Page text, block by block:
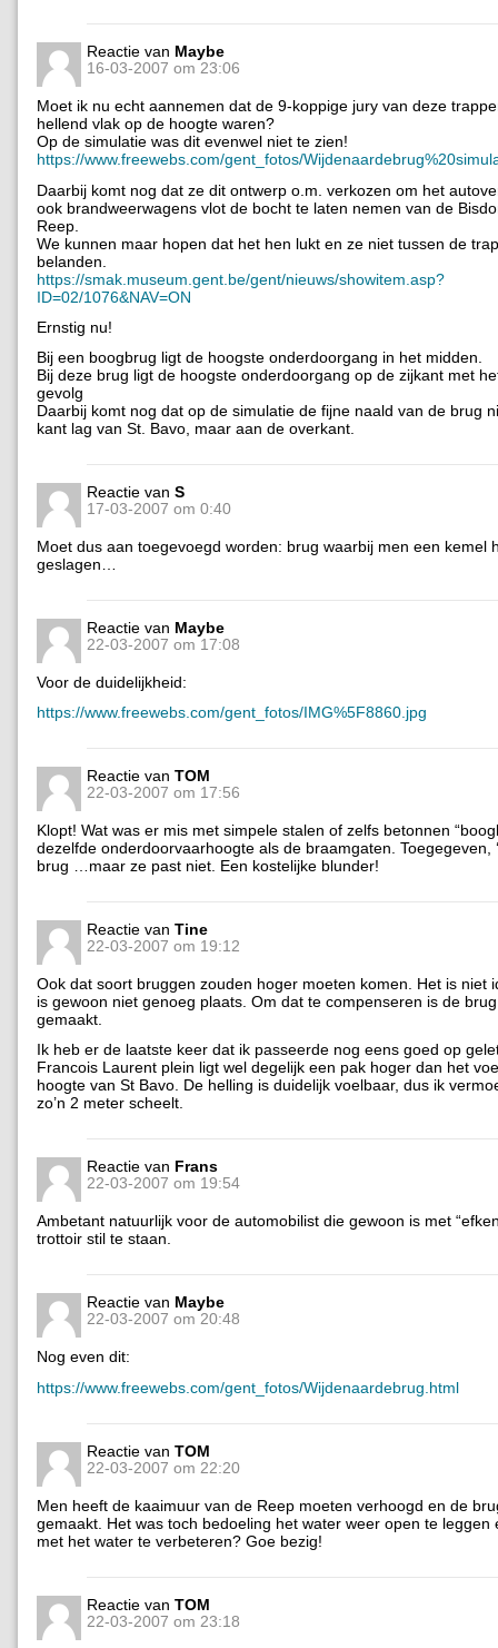
Reactie van Maybe
16-03-2007 om 23:06
Moet ik nu echt aannemen dat de 9-koppige jury van deze
hellend vlak op de hoogte waren?
Op de simulatie was dit evenwel niet te zien!
https://www.freewebs.com/gent_fotos/
Daarbij komt nog dat ze dit ontwerp o.m. verkozen om het
ook brandweerwagens vlot de bocht te laten nemen van de
Reep.
We kunnen maar hopen dat het hen lukt en ze niet tussen de
belanden.
https://smak.museum.gent.be/gent/nieuws/showitem.asp?
ID=02/1076&NAV=ON
Ernstig nu!
Bij een boogbrug ligt de hoogste onderdoorgang in het midden.
Bij deze brug ligt de hoogste onderdoorgang op de zijkant met
gevolg
Daarbij komt nog dat op de simulatie de fijne naald van de brug
kant lag van St. Bavo, maar aan de overkant.
Reactie van S
17-03-2007 om 0:40
Moet dus aan toegevoegd worden: brug waarbij men een kemel
geslagen…
Reactie van Maybe
22-03-2007 om 17:08
Voor de duidelijkheid:
https://www.freewebs.com/gent_fotos/IMG%5F8860.jpg
Reactie van TOM
22-03-2007 om 17:56
Klopt! Wat was er mis met simpele stalen of zelfs betonnen
dezelfde onderdoorvaarhoogte als de braamgaten. Toegegeven,
brug …maar ze past niet. Een kostelijke blunder!
Reactie van Tine
22-03-2007 om 19:12
Ook dat soort bruggen zouden hoger moeten komen. Het is niet
is gewoon niet genoeg plaats. Om dat te compenseren is de
gemaakt.
Ik heb er de laatste keer dat ik passeerde nog eens goed op
Francois Laurent plein ligt wel degelijk een pak hoger dan het
hoogte van St Bavo. De helling is duidelijk voelbaar, dus ik
zo’n 2 meter scheelt.
Reactie van Frans
22-03-2007 om 19:54
Ambetant natuurlijk voor de automobilist die gewoon is met
trottoir stil te staan.
Reactie van Maybe
22-03-2007 om 20:48
Nog even dit:
https://www.freewebs.com/gent_fotos/Wijdenaardebrug.html
Reactie van TOM
22-03-2007 om 22:20
Men heeft de kaaimuur van de Reep moeten verhoogd en de
gemaakt. Het was toch bedoeling het water weer open te leggen
met het water te verbeteren? Goe bezig!
Reactie van TOM
22-03-2007 om 23:18